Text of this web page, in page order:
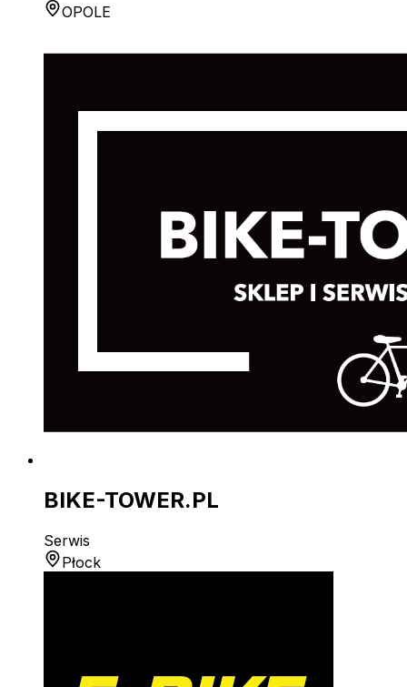
OPOLE
BIKE-TOWER.PL
Serwis
Płock